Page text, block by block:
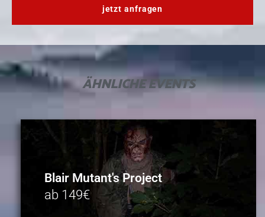
jetzt anfragen
ÄHNLICHEEVENTS
Blair Mutant's Project
ab 149€